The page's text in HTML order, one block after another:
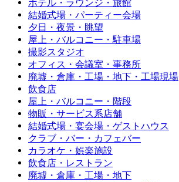
ホテル・ラウンジ・旅館
結婚式場・パーティー会場
夕日・夜景・眺望
屋上・バルコニー・駐車場
撮影スタジオ
オフィス・会議室・事務所
廃墟・倉庫・工場・地下・工場現場
飲食店
屋上・バルコニー・階段
物販・サービス系店舗
結婚式場・宴会場・ゲストハウス
クラブ・バー・カフェバー
カラオケ・娯楽施設
飲食店・レストラン
廃墟・倉庫・工場・地下